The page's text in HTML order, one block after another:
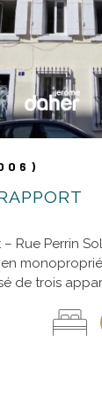
ce bien est
Rue Perrin
de trois
du
patrimoniale.
LE